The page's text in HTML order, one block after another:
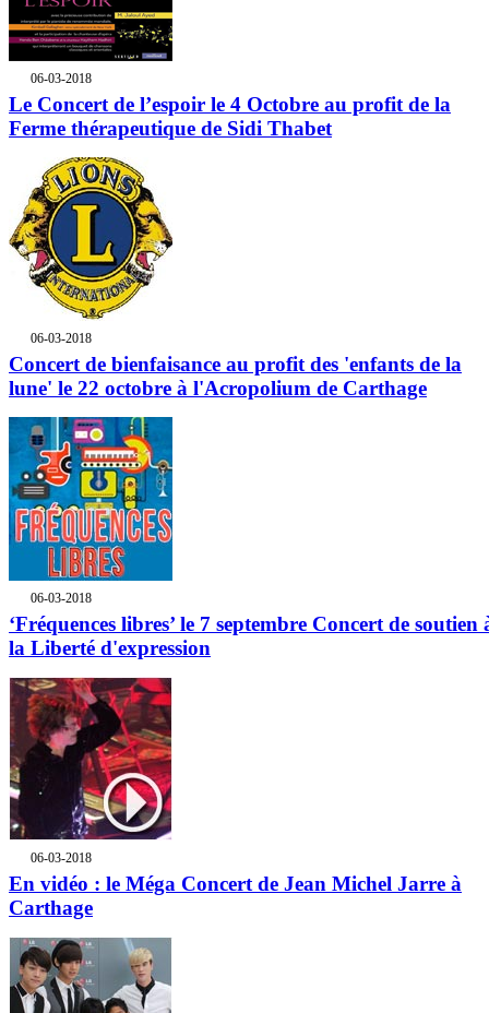
06-03-2018
Le Concert de l’espoir le 4 Octobre au profit de la
Ferme thérapeutique de Sidi Thabet
06-03-2018
Concert de bienfaisance au profit des 'enfants de la
lune' le 22 octobre à l'Acropolium de Carthage
06-03-2018
‘Fréquences libres’ le 7 septembre Concert de soutien
la Liberté d'expression
06-03-2018
En vidéo : le Méga Concert de Jean Michel Jarre à
Carthage